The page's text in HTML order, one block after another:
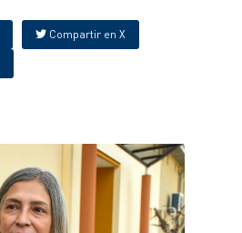
Compartir en X